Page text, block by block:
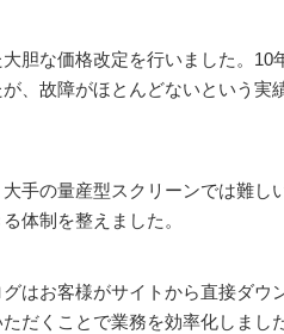
胆な価格改定を行いました。10
、故障がほとんどないという実
手の量産型スクリーンでは難し
体制を整えました。
はお客様がサイトから直接ダウ
だくことで業務を効率化しました